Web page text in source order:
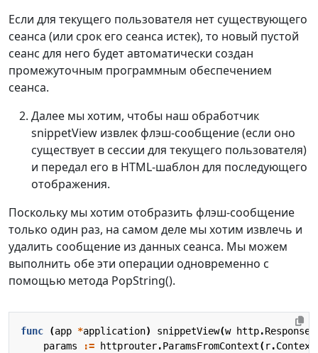
Если для текущего пользователя нет существующего
сеанса (или срок его сеанса истек), то новый пустой
сеанс для него будет автоматически создан
промежуточным программным обеспечением
сеанса.
Далее мы хотим, чтобы наш обработчик
snippetView извлек флэш-сообщение (если оно
существует в сессии для текущего пользователя)
и передал его в HTML-шаблон для последующего
отображения.
Поскольку мы хотим отобразить флэш-сообщение
только один раз, на самом деле мы хотим извлечь и
удалить сообщение из данных сеанса. Мы можем
выполнить обе эти операции одновременно с
помощью метода PopString().
func (app *application) snippetView(w http.
params
:= httprouter.ParamsFromContext(r.Context